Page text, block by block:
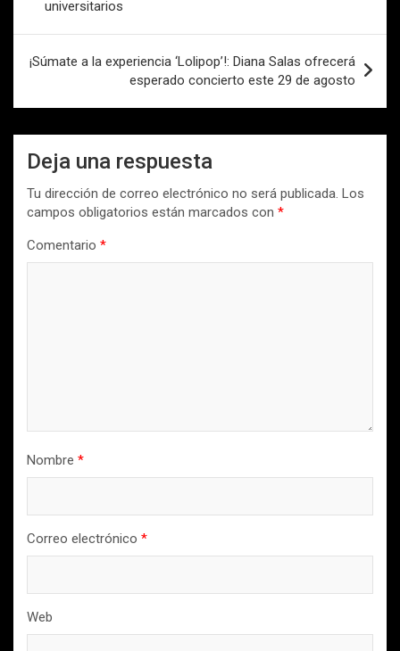
entradas
universitarios
¡Súmate a la experiencia ‘Lolipop’!: Diana Salas ofrecerá
esperado concierto este 29 de agosto
Deja una respuesta
Tu dirección de correo electrónico no será publicada. Los
campos obligatorios están marcados con *
Comentario *
Nombre *
Correo electrónico *
Web